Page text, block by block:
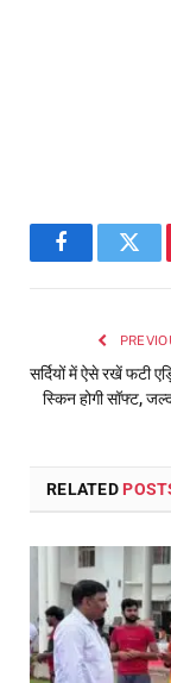
Facebook
सर्दियों में ऐसे रखें फटी
स्किन होगी सॉफ्ट,
RELATED